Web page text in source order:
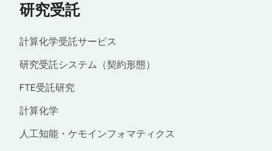
研究受託
計算化学受託サービス
研究受託システム（契約形態）
FTE受託研究
計算化学
人工知能・ケモインフォマティクス